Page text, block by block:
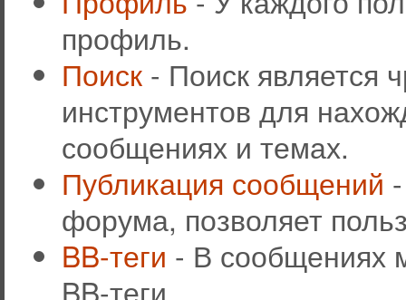
профиль.
Поиск - Поиск является
инструментов для
сообщениях и темах.
Публикация сообщений
форума, позволяет
BB-теги - В сообщениях
BB-теги.